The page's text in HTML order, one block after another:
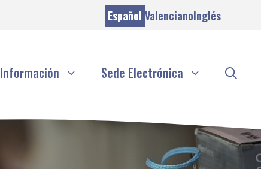
Español ValencianoInglés
Información Sede Electrónica